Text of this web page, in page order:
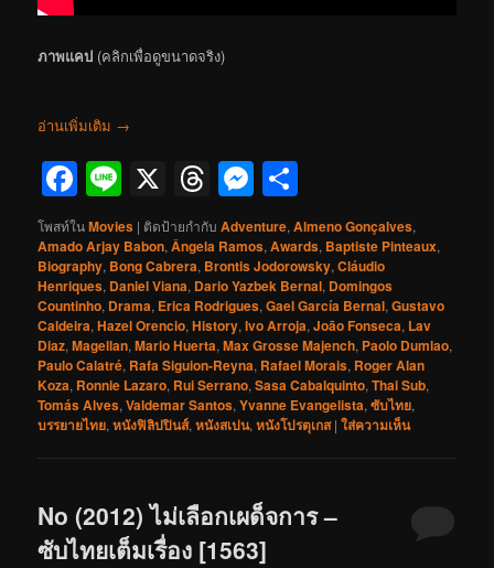
ภาพแคป (คลิกเพื่อดูขนาดจริง)
อ่านเพิ่มเติม →
Facebook
Line
X Threads
Messenger
โพสท์ในMovies | ติดป้ายกำกับ Adventure,Almeno Gonçalves,
Amado Arjay Babon,Ângela Ramos,Awards, Baptiste Pinteaux,
Biography, Bong Cabrera, Brontis Jodorowsky,Cláudio
Henriques, Daniel Viana, Dario Yazbek Bernal, Domingos
Countinho, Drama, Erica Rodrigues,Gael García Bernal,Gustavo
Caldeira,Hazel Orencio,History,Ivo Arroja,João Fonseca, Lav
Diaz,Magellan,Mario Huerta,Max Grosse Majench, Paolo Dumlao,
Paulo Calatré, Rafa Siguion-Reyna, Rafael Morais, Roger Alan
Koza, Ronnie Lazaro, Rui Serrano,Sasa Cabalquinto,Thai Sub,
Tomás Alves,Valdemar Santos,Yvanne Evangelista,ซับไทย,
บรรยายไทย,หนังฟิลิปปินส์,หนังสเปน,หนังโปรตุเกส |ใส่ความเห็น
No (2012) ไม่เลือกเผด็จการ –
ซับไทยเต็มเรื่อง [1563]